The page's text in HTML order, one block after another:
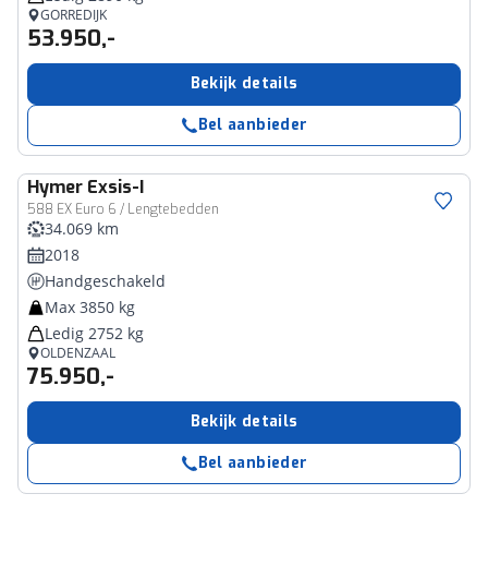
GORREDIJK
53.950,-
Bekijk details
Bel aanbieder
Hymer Exsis-I
588 EX Euro 6 / Lengtebedden
34.069 km
2018
Handgeschakeld
Max 3850 kg
Ledig 2752 kg
OLDENZAAL
75.950,-
Bekijk details
Bel aanbieder